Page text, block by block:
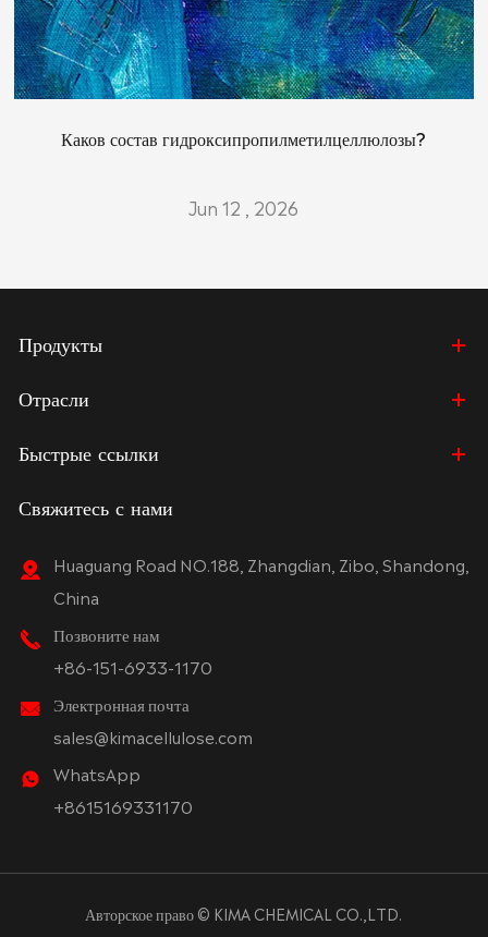
Каков состав гидроксипропилметилцеллюлозы?
Jun 12 , 2026
Продукты
Отрасли
Быстрые ссылки
Свяжитесь с нами
Huaguang Road NO.188, Zhangdian, Zibo, Shandong,
China
Позвоните нам
+86-151-6933-1170
Электронная почта
sales@kimacellulose.com
WhatsApp
+8615169331170
Авторское право © KIMA CHEMICAL CO.,LTD.